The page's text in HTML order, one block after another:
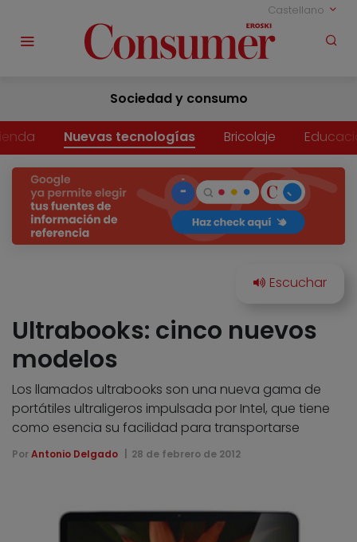
Castellano
Sociedad y consumo
Nuevas tecnologías Bricolaje
Ultrabooks: cinco nuevos
modelos
Los llamados ultrabooks son una nueva gama de
portátiles ultraligeros impulsada por Intel, que tiene
como esencia su facilidad para transportarse
Por Antonio Delgado 28 de febrero de 2012